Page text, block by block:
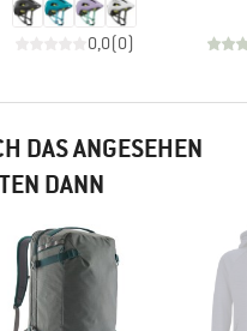
0,0(0)
DAS ANGESEHEN
DANN